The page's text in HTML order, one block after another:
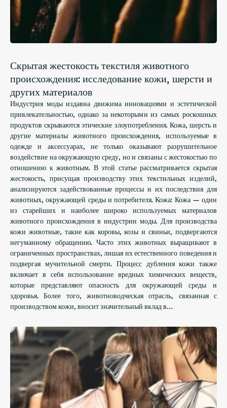
Скрытая жестокость текстиля животного
происхождения: исследование кожи, шерсти и
других материалов
Индустрия моды издавна движима инновациями и эстетической
привлекательностью, однако за некоторыми из самых роскошных
продуктов скрываются этические злоупотребления. Кожа, шерсть и
другие материалы животного происхождения, используемые в
одежде и аксессуарах, не только оказывают разрушительное
воздействие на окружающую среду, но и связаны с жестокостью по
отношению к животным. В этой статье рассматривается скрытая
жестокость, присущая производству этих текстильных изделий,
анализируются задействованные процессы и их последствия для
животных, окружающей среды и потребителя. Кожа: Кожа — один
из старейших и наиболее широко используемых материалов
животного происхождения в индустрии моды. Для производства
кожи животные, такие как коровы, козы и свиньи, подвергаются
негуманному обращению. Часто этих животных выращивают в
ограниченных пространствах, лишая их естественного поведения и
подвергая мучительной смерти. Процесс дубления кожи также
включает в себя использование вредных химических веществ,
которые представляют опасность для окружающей среды и
здоровья. Более того, животноводческая отрасль, связанная с
производством кожи, вносит значительный вклад в…